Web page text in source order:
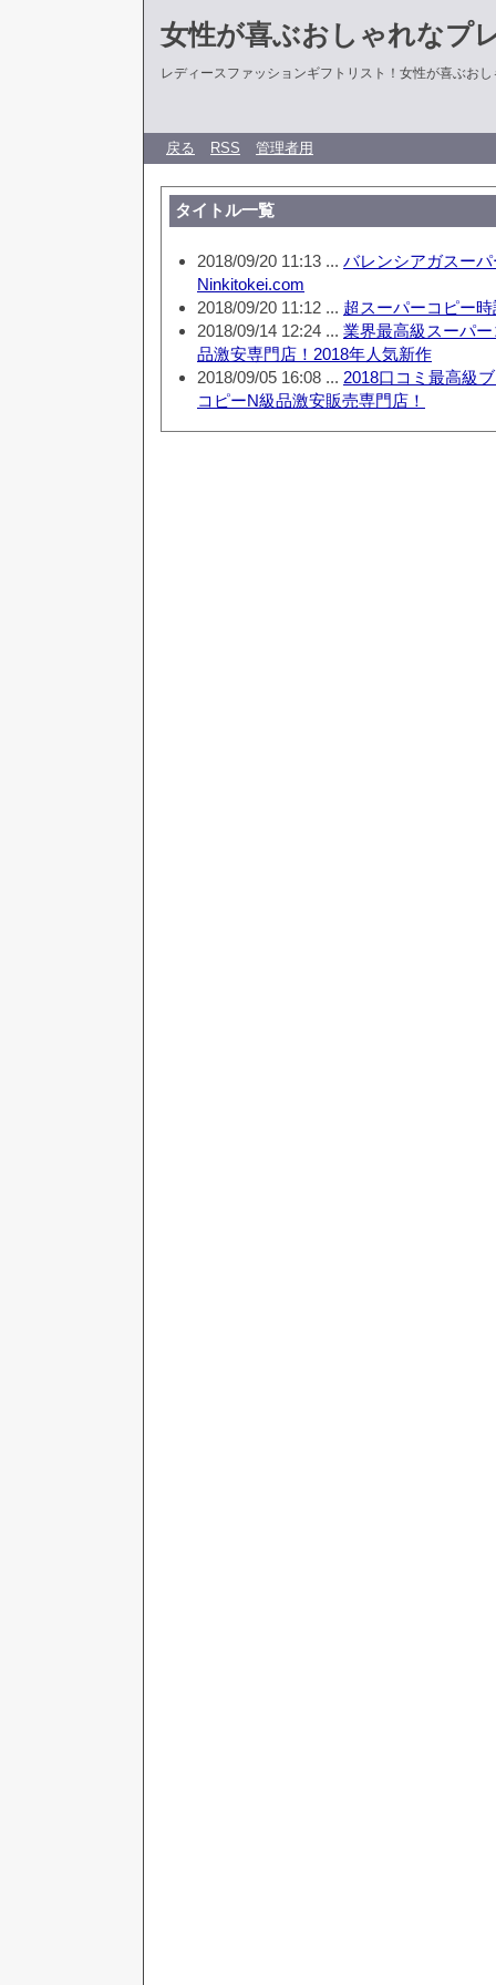
女性が喜ぶおしゃれなプ
レディースファッションギフトリスト！女性が喜ぶお
戻る RSS 管理者用
タイトル一覧
2018/09/20 11:13 ... バレンシアガスー
Ninkitokei.com
2018/09/20 11:12 ... 超スーパーコピー時
2018/09/14 12:24 ... 業界最高級スーパ
品激安専門店！2018年人気新作
2018/09/05 16:08 ... 2018口コミ最高級
コピーN級品激安販売専門店！